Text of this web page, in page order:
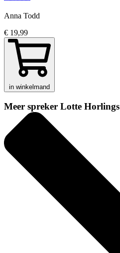
Anna Todd
€ 19,99
in winkelmand
Meer spreker Lotte Horlings